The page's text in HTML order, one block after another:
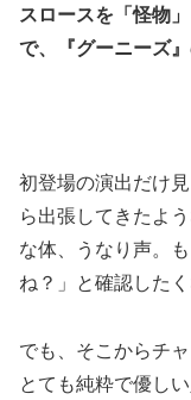
スロースを「怪物
で、『グーニーズ
初登場の演出だけ
ら出張してきたよ
な体、うなり声。
ね？」と確認した
でも、そこからチ
とても純粋で優し